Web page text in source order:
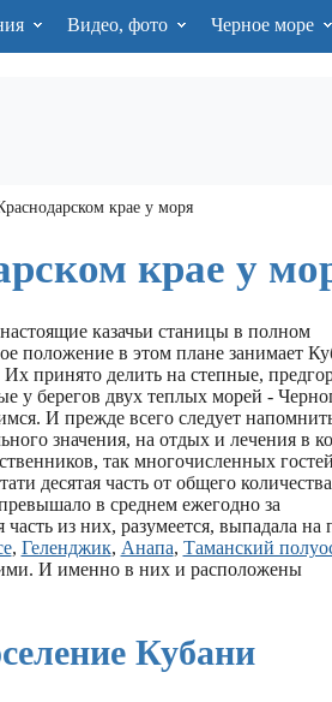
Видео, фото Черное море
крае у моря
крае у
казачьи станицы в полном
положение в этом плане занимает
Их принято делить на степные,
у берегов двух теплых морей -
И прежде всего следует
значения, на отдых и лечения в
так многочисленных
десятая часть от общего
в среднем ежегодно за
из них, разумеется, выпадала на
, Геленджик, Анапа, Таманский
И именно в них и расположены
Кубани